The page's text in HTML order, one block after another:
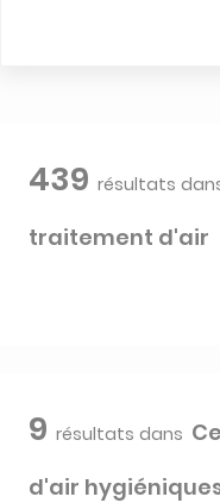
439 résultats
traitement d'air
9 résultats dans
d'air